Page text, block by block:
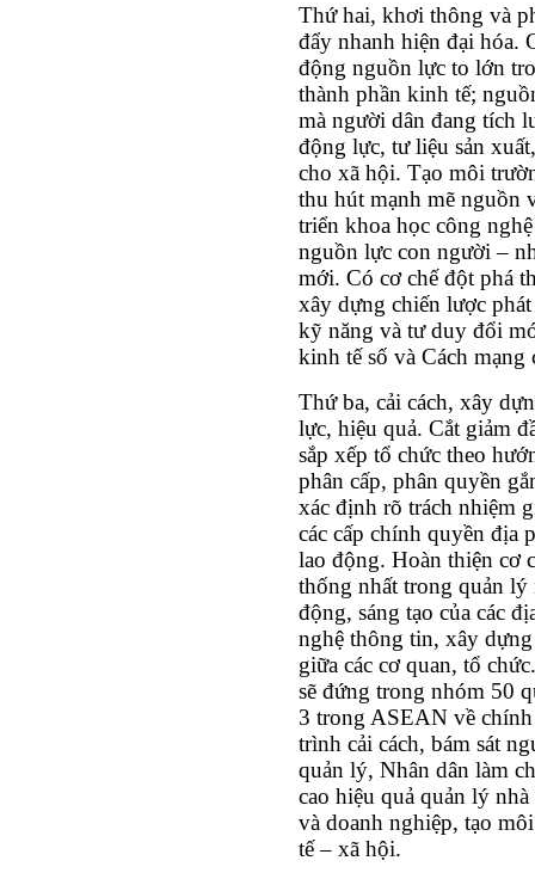
Thứ hai, khơi thông và
đẩy nhanh hiện đại hóa.
động nguồn lực to lớn
thành phần kinh tế;
mà người dân đang tích
động lực, tư liệu sản
cho xã hội. Tạo môi
thu hút mạnh mẽ nguồn
triển khoa học công
nguồn lực con người –
mới. Có cơ chế đột phá
xây dựng chiến lược
kỹ năng và tư duy đổi
kinh tế số và Cách
Thứ ba, cải cách, xây
lực, hiệu quả. Cắt giảm
sắp xếp tổ chức theo
phân cấp, phân quyền
xác định rõ trách nhiệm
các cấp chính quyền địa
lao động. Hoàn thiện cơ
thống nhất trong quản
động, sáng tạo của các
nghệ thông tin, xây
giữa các cơ quan, tổ
sẽ đứng trong nhóm 50
3 trong ASEAN về
trình cải cách, bám sát
quản lý, Nhân dân làm
cao hiệu quả quản lý
và doanh nghiệp, tạo
tế – xã hội.